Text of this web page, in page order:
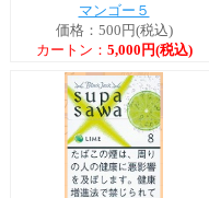
マンゴー５
価格：500円(税込)
カートン： 5,000円(税込)